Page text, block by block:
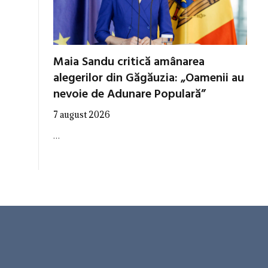
Maia Sandu critică amânarea
alegerilor din Găgăuzia: „Oamenii au
nevoie de Adunare Populară”
7 august 2026
…